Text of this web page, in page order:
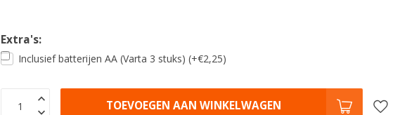
Extra's:
Inclusief batterijen AA (Varta 3 stuks) (+€2,25)
TOEVOEGEN AAN WINKELWAGEN